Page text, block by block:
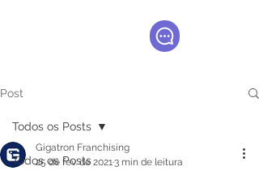
Post
Todos os Posts
Todos os Posts
Gigatron Franchising
25 de fev. de 20213 min de leitura